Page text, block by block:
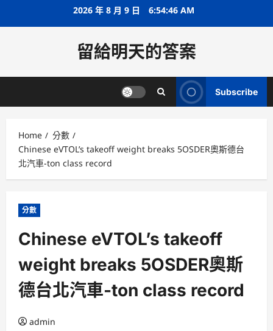
2026 年 8 月 9 日 6:54:46 AM
留給明天的答案
Subscribe
Home
分數
Chinese eVTOL’s takeoff weight breaks 5OSDER奧斯德台
北汽車-ton class record
分數
Chinese eVTOL’s takeoff
weight breaks 5OSDER奧斯
德台北汽車-ton class record
admin